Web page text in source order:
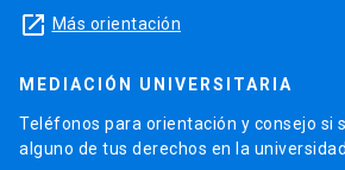
launch Más orientación
MEDIACIÓN UNIVERSITARIA
Teléfonos para orientación y consejo si
alguno de tus derechos en la universidad.